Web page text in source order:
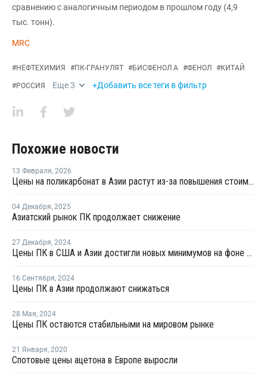
сравнению с аналогичным периодом в прошлом году (4,9
тыс. тонн).
MRC
#НЕФТЕХИМИЯ #ПК-ГРАНУЛЯТ #БИСФЕНОЛ А #ФЕНОЛ #КИТАЙ
#РОССИЯ Еще3 +Добавить все теги в фильтр
Похожие новости
13 Февраля, 2026
Цены на поликарбонат в Азии растут из-за повышения стоимости сырья и временного дефицита предложения
04 Декабря, 2025
Азиатский рынок ПК продолжает снижение
27 Декабря, 2024
Цены ПК в США и Азии достигли новых минимумов на фоне слабого спроса и высоких запасов
16 Сентября, 2024
Цены ПК в Азии продолжают снижаться
28 Мая, 2024
Цены ПК остаются стабильными на мировом рынке
21 Января, 2020
Спотовые цены ацетона в Европе выросли